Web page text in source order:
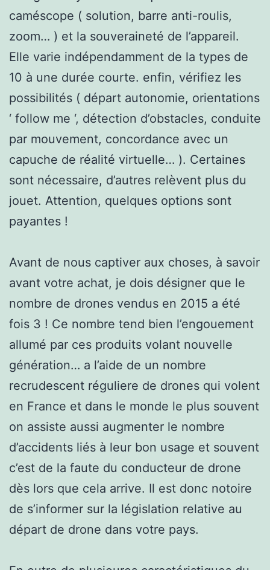
caméscope ( solution, barre anti-roulis,
zoom… ) et la souveraineté de l’appareil.
Elle varie indépendamment de la types de
10 à une durée courte. enfin, vérifiez les
possibilités ( départ autonomie, orientations
‘ follow me ‘, détection d’obstacles, conduite
par mouvement, concordance avec un
capuche de réalité virtuelle… ). Certaines
sont nécessaire, d’autres relèvent plus du
jouet. Attention, quelques options sont
payantes !
Avant de nous captiver aux choses, à savoir
avant votre achat, je dois désigner que le
nombre de drones vendus en 2015 a été
fois 3 ! Ce nombre tend bien l’engouement
allumé par ces produits volant nouvelle
génération… a l’aide de un nombre
recrudescent réguliere de drones qui volent
en France et dans le monde le plus souvent
on assiste aussi augmenter le nombre
d’accidents liés à leur bon usage et souvent
c’est de la faute du conducteur de drone
dès lors que cela arrive. Il est donc notoire
de s’informer sur la législation relative au
départ de drone dans votre pays.